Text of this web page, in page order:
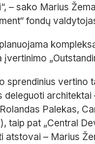
– sako Marius
fondų
įvertinimo
sprendinius vertino
deleguoti
Palekas,
taip pat „Central
atstovai – Marius